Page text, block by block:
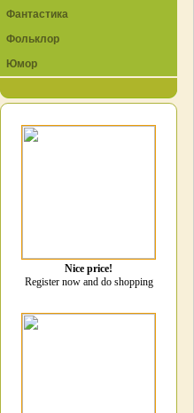
Фантастика
Фольклор
Юмор
Nice price!
Register now and do shopping